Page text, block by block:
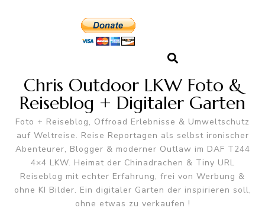
Chris Outdoor LKW Foto &
Reiseblog + Digitaler Garten
Foto + Reiseblog, Offroad Erlebnisse & Umweltschutz
auf Weltreise. Reise Reportagen als selbst ironischer
Abenteurer, Blogger & moderner Outlaw im DAF T244
4×4 LKW. Heimat der Chinadrachen & Tiny URL
Reiseblog mit echter Erfahrung, frei von Werbung &
ohne KI Bilder. Ein digitaler Garten der inspirieren soll,
ohne etwas zu verkaufen !